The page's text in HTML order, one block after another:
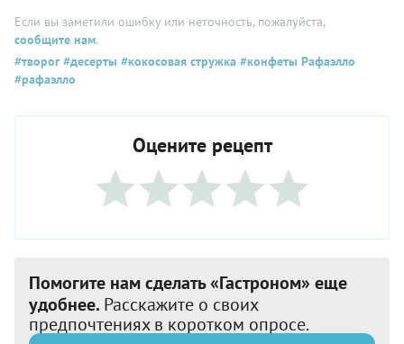
Если вы заметили ошибку или неточность, пожалуйста,
сообщите нам.
#творог#десерты #кокосовая стружка #конфеты Рафаэлло
#рафаэлло
Оцените рецепт
Помогите нам сделать «Гастроном» еще
удобнее. Расскажите о своих
предпочтениях в коротком опросе.